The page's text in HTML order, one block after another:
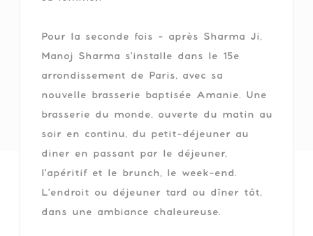
Pour la seconde fois - après Sharma Ji,
Manoj Sharma s'installe dans le 15e
arrondissement de Paris, avec sa
nouvelle brasserie baptisée Amanie. Une
brasserie du monde, ouverte du matin au
soir en continu, du petit-déjeuner au
diner en passant par le déjeuner,
l'apéritif et le brunch, le week-end.
L'endroit ou déjeuner tard ou dîner tôt,
dans une ambiance chaleureuse.